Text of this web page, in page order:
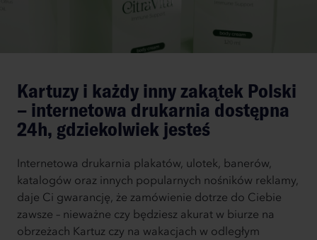
Kartuzy i każdy inny zakątek Polski
– internetowa drukarnia dostępna
24h, gdziekolwiek jesteś
Internetowa drukarnia plakatów, ulotek, banerów,
katalogów oraz innych popularnych nośników reklamy,
daje Ci gwarancję, że zamówienie dotrze do Ciebie
zawsze – nieważne czy będziesz akurat w biurze na
obrzeżach Kartuz czy na wakacjach w odległym